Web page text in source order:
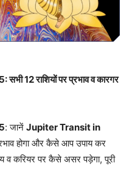
12 राशियों पर प्रभाव व कारगर
: जानें Jupiter Transit in
होगा और कैसे आप उपाय कर
करियर पर कैसे असर पड़ेगा, पूरी